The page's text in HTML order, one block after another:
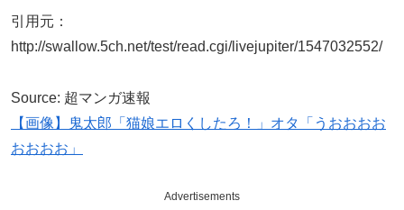
引用元：
http://swallow.5ch.net/test/read.cgi/livejupiter/1547032552/
Source: 超マンガ速報
【画像】鬼太郎「猫娘エロくしたろ！」オタ「うおおおお
おおおお」
Advertisements